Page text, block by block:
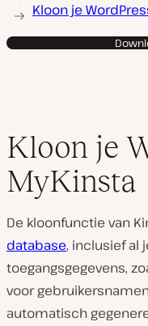
Kloon je
Kloon je
MyKinsta
De kloonfunctie van
database, inclusief al
toegangsgegevens,
voor
automatisch